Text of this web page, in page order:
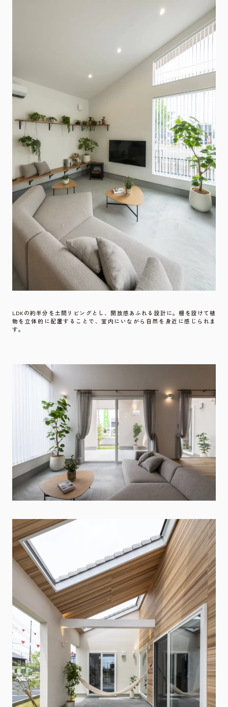
LDKの約半分を土間リビングとし、開放感あふれる設計に。棚を設けて植
物を立体的に配置することで、室内にいながら自然を身近に感じられま
す。